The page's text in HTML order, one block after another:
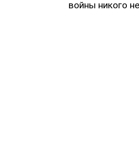
войны никого